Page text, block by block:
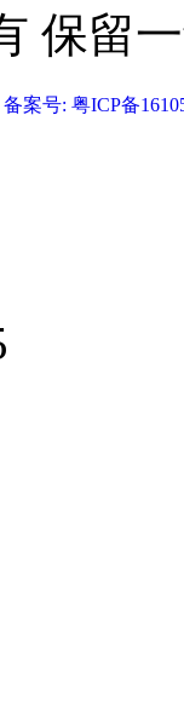
保留
备案号: 粤ICP备